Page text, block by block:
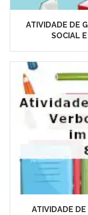
ATIVIDADE DE
SOCIAL
ATIVIDADE